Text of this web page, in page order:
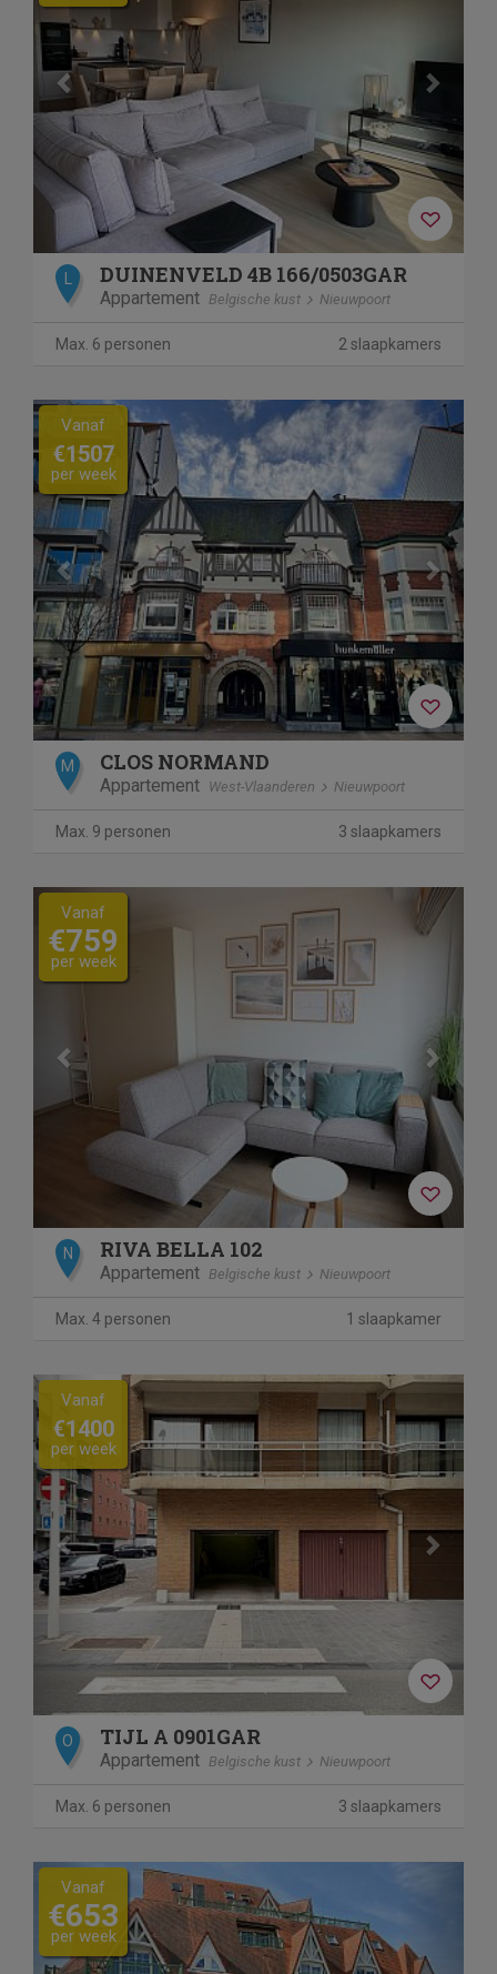
L DUINENVELD 4B 166/0503GAR
Appartement Belgische kust Nieuwpoort
Max. 6 personen 2 slaapkamers
Previous Next
Vanaf
€1507
per week
M CLOS NORMAND
Appartement West-Vlaanderen Nieuwpoort
Max. 9 personen 3 slaapkamers
Previous Next
Vanaf
€759
per week
N RIVA BELLA 102
Appartement Belgische kust Nieuwpoort
Max. 4 personen 1 slaapkamer
Previous Next
Vanaf
€1400
per week
O TIJL A 0901GAR
Appartement Belgische kust Nieuwpoort
Max. 6 personen 3 slaapkamers
Previous
Vanaf
€653
per week